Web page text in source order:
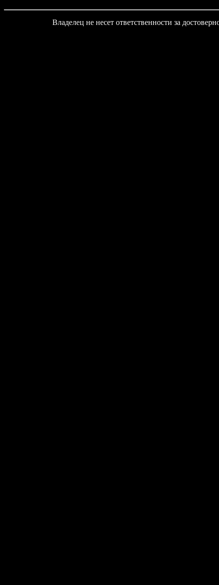
Владелец не несет ответственности за